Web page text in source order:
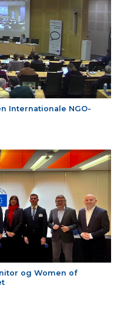
Internationale NGO-
og Women of